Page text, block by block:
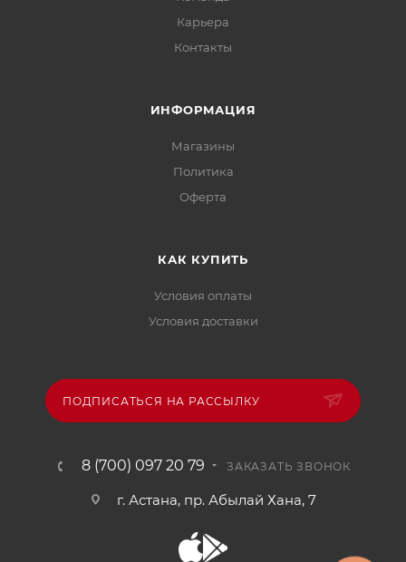
Карьера
Контакты
ИНФОРМАЦИЯ
Магазины
Политика
Офертa
КАК КУПИТЬ
Условия оплаты
Условия доставки
ПОДПИСАТЬСЯ НА РАССЫЛКУ
8 (700) 097 20 79 ЗАКАЗАТЬ ЗВОНОК
г. Астана, пр. Абылай Хана, 7